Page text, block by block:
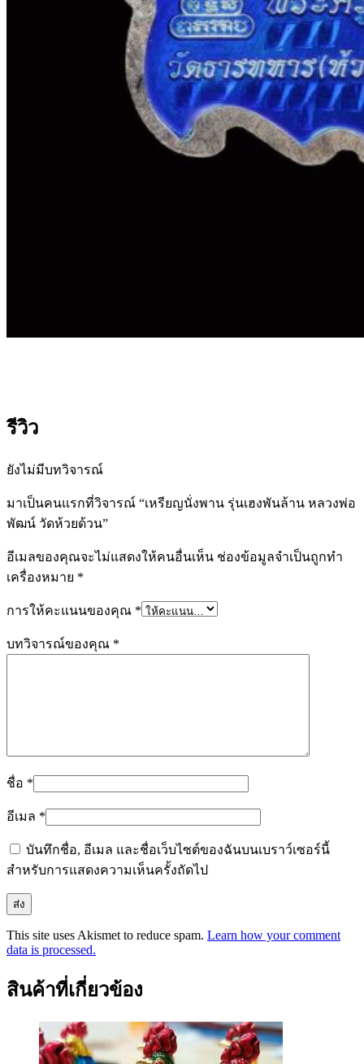
รีวิว
ยังไม่มีบทวิจารณ์
มาเป็นคนแรกที่วิจารณ์ “เหรียญนั่งพาน รุ่นเฮงพันล้าน หลวงพ่อ
พัฒน์ วัดห้วยด้วน”
อีเมลของคุณจะไม่แสดงให้คนอื่นเห็น ช่องข้อมูลจำเป็นถูกทำ
เครื่องหมาย *
การให้คะแนนของคุณ *
บทวิจารณ์ของคุณ *
ชื่อ *
อีเมล *
บันทึกชื่อ, อีเมล และชื่อเว็บไซต์ของฉันบนเบราว์เซอร์นี้
สำหรับการแสดงความเห็นครั้งถัดไป
This site uses Akismet to reduce spam. Learn how your comment
data is processed.
สินค้าที่เกี่ยวข้อง